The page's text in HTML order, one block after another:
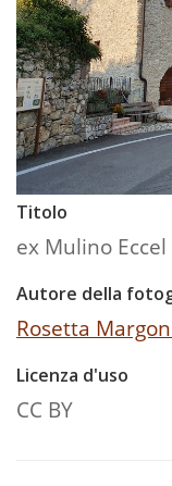
Titolo
ex Mulino
Autore della
Rosetta
Licenza d'uso
CC BY